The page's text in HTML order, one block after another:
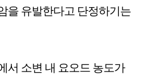
을 유발한다고 단정하기는
서 소변 내 요오드 농도가